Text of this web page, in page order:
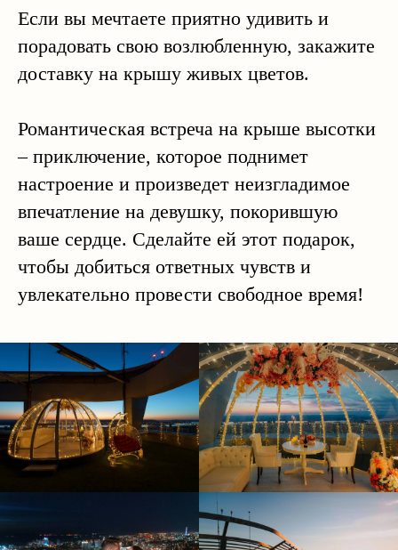
Если вы мечтаете приятно удивить и
порадовать свою возлюбленную, закажите
доставку на крышу живых цветов.
Романтическая встреча на крыше высотки
– приключение, которое поднимет
настроение и произведет неизгладимое
впечатление на девушку, покорившую
ваше сердце. Сделайте ей этот подарок,
чтобы добиться ответных чувств и
увлекательно провести свободное время!